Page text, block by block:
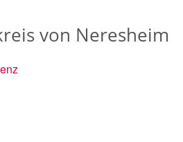
von Neresheim